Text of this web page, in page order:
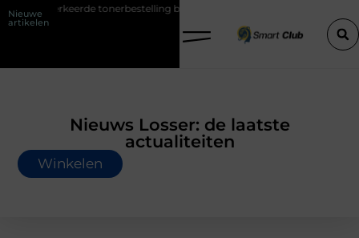
Nieuwe
artikelen
bij HP printers Onzichtbare sokken met maximaal
Nieuws Losser: de laatste
actualiteiten
Winkelen